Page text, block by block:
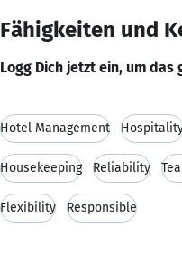
Fähigkeiten und
Logg Dich jetzt ein, um das
Hotel Management
Housekeeping Reliability
Flexibility Responsible